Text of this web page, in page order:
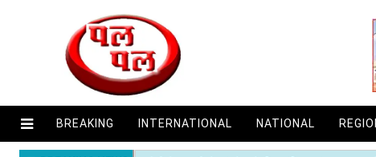
BREAKING INTERNATIONAL NATIONAL